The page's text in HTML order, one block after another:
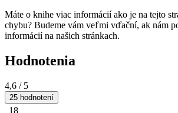
Máte o knihe viac informácií ako je na tejto
chybu? Budeme vám veľmi vďační, ak nám
informácií na našich stránkach.
Hodnotenia
4,6 / 5
25 hodnotení
18